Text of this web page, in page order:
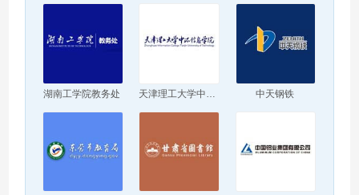
湖南工学院教务处 中天钢铁